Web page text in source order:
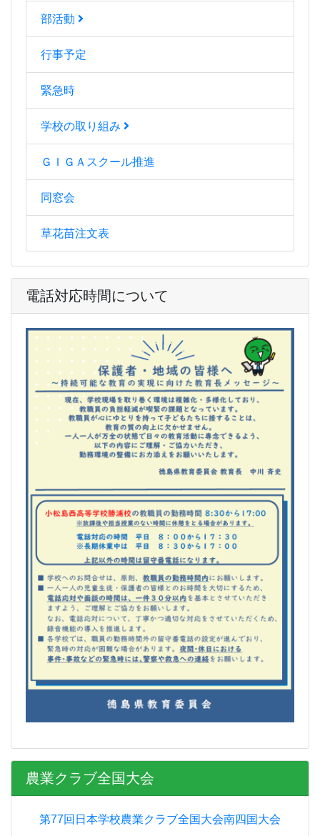
部活動
行事予定
緊急時
学校の取り組み
ＧＩＧＡスクール推進
同窓会
草花苗注文表
電話対応時間について
農業クラブ全国大会
第77回日本学校農業クラブ全国大会南四国大会